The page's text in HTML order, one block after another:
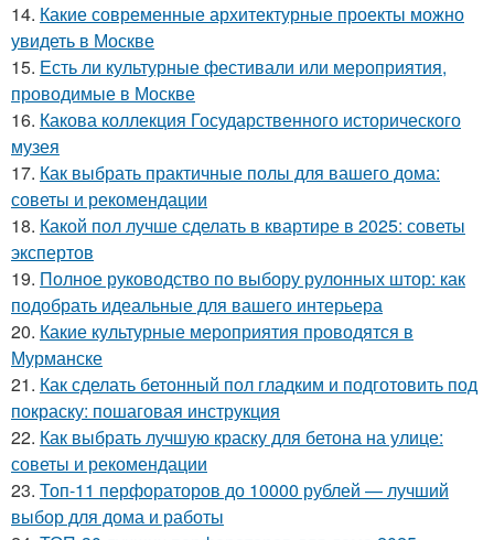
14. Какие современные архитектурные проекты можно
увидеть в Москве
15. Есть ли культурные фестивали или мероприятия,
проводимые в Москве
16. Какова коллекция Государственного исторического
музея
17. Как выбрать практичные полы для вашего дома:
советы и рекомендации
18. Какой пол лучше сделать в квартире в 2025: советы
экспертов
19. Полное руководство по выбору рулонных штор: как
подобрать идеальные для вашего интерьера
20. Какие культурные мероприятия проводятся в
Мурманске
21. Как сделать бетонный пол гладким и подготовить под
покраску: пошаговая инструкция
22. Как выбрать лучшую краску для бетона на улице:
советы и рекомендации
23. Топ-11 перфораторов до 10000 рублей — лучший
выбор для дома и работы